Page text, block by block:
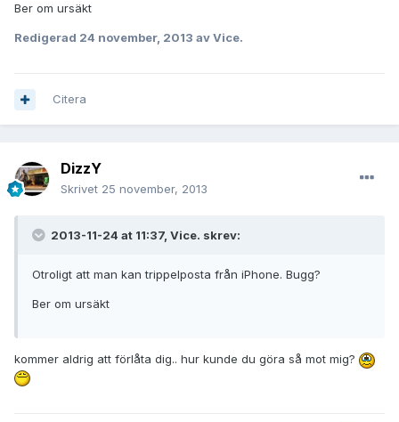
Ber om ursäkt
Redigerad 24 november, 2013 av Vice.
Citera
DizzY
Skrivet 25 november, 2013
2013-11-24 at 11:37, Vice. skrev:
Otroligt att man kan trippelposta från iPhone. Bugg?
Ber om ursäkt
kommer aldrig att förlåta dig.. hur kunde du göra så mot mig?